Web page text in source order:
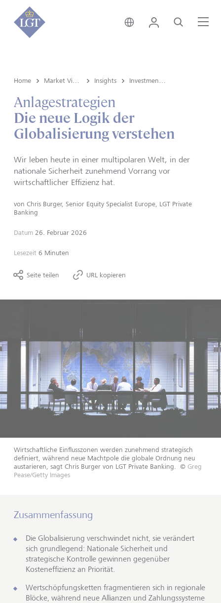
Global • Deutsch
Login Suche
Home Insights
Anlagestrategien
Die neue Logik der
Globalisierung verstehen
Wir leben heute in einer multipolaren Welt, in der
nationale Sicherheit zunehmend Vorrang vor
wirtschaftlicher Effizienz hat.
von Chris Burger, Senior Equity Specialist Europe, LGT Private
Banking
Datum 26. Februar 2026
Lesezeit 6 Minuten
Seite teilen URL kopieren
Wirtschaftliche Einflusszonen werden zunehmend strategisch
definiert, während neue Machtpole die globale Ordnung neu
austarieren, sagt Chris Burger von LGT Private Banking.
© Greg
Pease/Getty Images
Zusammenfassung
Die Globalisierung verschwindet nicht, sie verändert
sich grundlegend: Nationale Sicherheit und
strategische Kontrolle gewinnen gegenüber
Kosteneffizienz an Priorität.
Wertschöpfungsketten fragmentieren sich in regionale
Blöcke, während neue Allianzen und Zahlungssysteme